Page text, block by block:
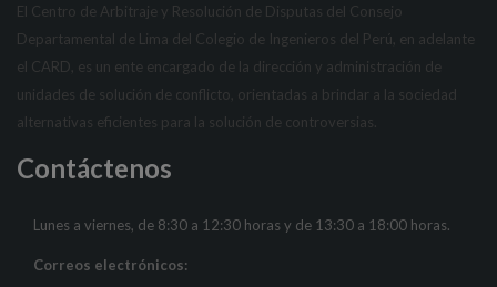
El Centro de Arbitraje y Resolución de Disputas del Consejo
Departamental de Lima del Colegio de Ingenieros del Perú, en adelante
el CARD, es un ente encargado de la dirección y administración de
unidades de solución de conflicto, orientadas a brindar a la sociedad
alternativas eficientes para la solución de controversias.
Contáctenos
Lunes a viernes, de 8:30 a 12:30 horas y de 13:30 a 18:00 horas.
Correos electrónicos: